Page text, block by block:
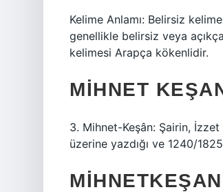
Kelime Anlamı: Belirsiz
genellikle belirsiz veya
kelimesi Arapça kökenlidir.
MIHNET
3. Mihnet-Keşân: Şairin, İzzet
üzerine yazdığı ve 1240/